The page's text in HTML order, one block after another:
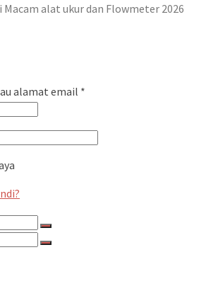
alat ukur dan Flowmeter 2026
alamat email *